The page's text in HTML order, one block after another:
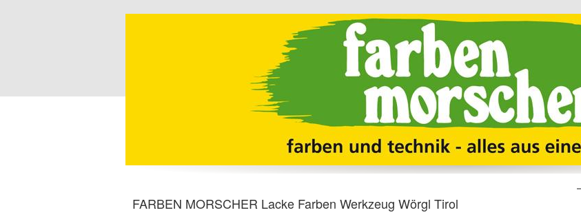
FARBEN MORSCHER Lacke Farben Werkzeug Wörgl Tirol